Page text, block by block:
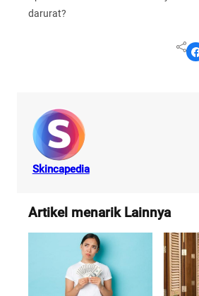
darurat?
Share on
Skincapedia
Artikel menarik Lainnya